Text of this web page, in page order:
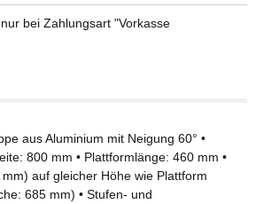
bei Zahlungsart "Vorkasse
aus Aluminium mit Neigung 60° •
800 mm • Plattformlänge: 460 mm •
auf gleicher Höhe wie Plattform
685 mm) • Stufen- und